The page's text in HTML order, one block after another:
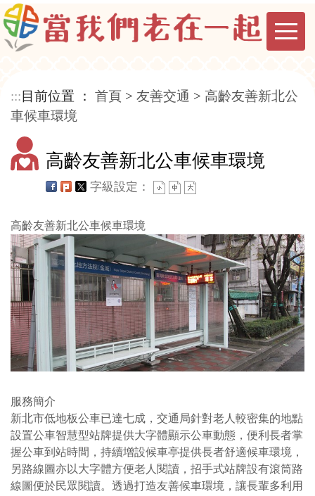
::: 目前位置 ： 首頁 > 友善交通 > 高齡友善新北公
車候車環境
高齡友善新北公車候車環境
字級設定：
高齡友善新北公車候車環境
服務簡介
新北市低地板公車已達七成，交通局針對老人較密集的地點
設置公車智慧型站牌提供大字體顯示公車動態，便利長者掌
握公車到站時間，持續增設候車亭提供長者舒適候車環境，
另路線圖亦以大字體方便老人閱讀，招手式站牌設有滾筒路
線圖便於民眾閱讀。透過打造友善候車環境，讓長輩多利用